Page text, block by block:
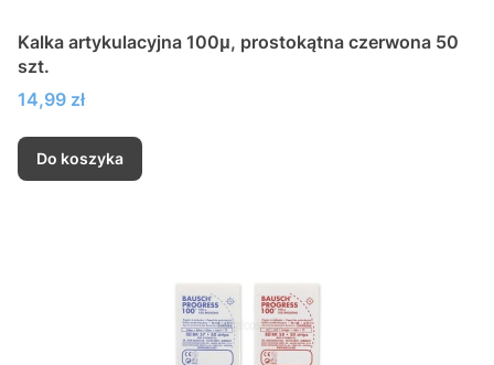
Kalka artykulacyjna 100μ, prostokątna czerwona 50
szt.
Cena
14,99 zł
Do koszyka